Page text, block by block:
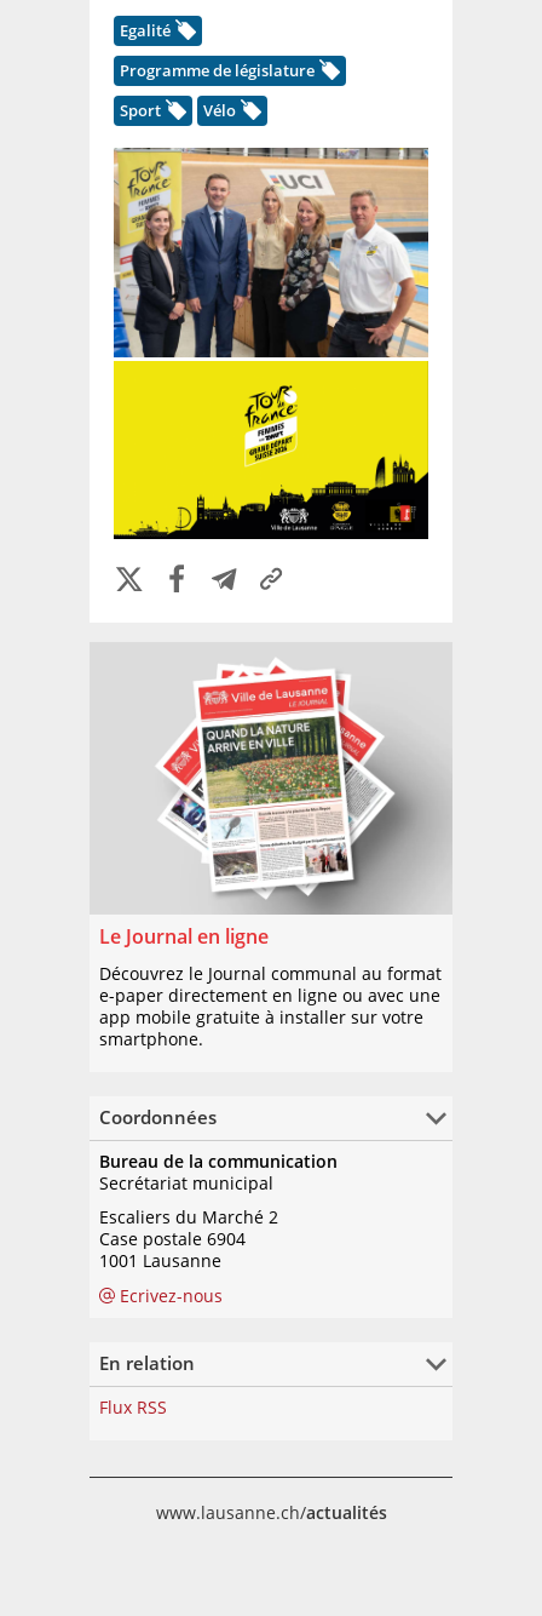
Egalité
Programme de législature
Sport
Vélo
Le Journal en ligne
Découvrez le Journal communal au format
e-paper directement en ligne ou avec une
app mobile gratuite à installer sur votre
smartphone.
Coordonnées
Bureau de la communication
Secrétariat municipal
Escaliers du Marché 2
Case postale 6904
1001 Lausanne
Ecrivez-nous
En relation
Flux RSS
www.lausanne.ch/actualités